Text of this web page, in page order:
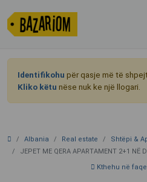
Identifikohu për qasje më të
Kliko këtu nëse nuk ke një llogari.
Albania Real estate
Shtëpi &
JEPET ME QERA APARTAMENT 2+1
Kthehu në